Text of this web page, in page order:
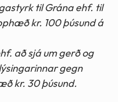
til Grána ehf. til
kr. 100 þúsund á
að sjá um gerð og
gegn
kr. 30 þúsund.